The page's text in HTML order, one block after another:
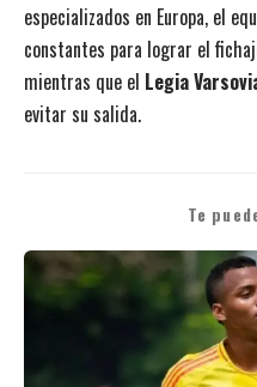
especializados en Europa, el
constantes para lograr el
mientras que el Legia
evitar su salida.
Te